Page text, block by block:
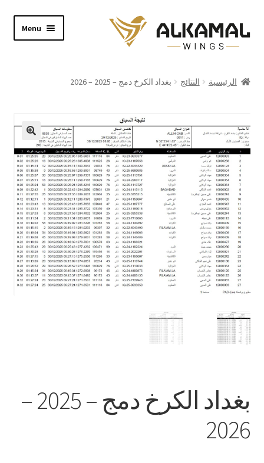
Skip
to
navigation
Skip
to
content
Menu
About
Video
Contact
الرئيسية النتائج بغداد الكرخ دمج – 2025 – 2026
بغداد الكرخ دمج – 2025 –
2026